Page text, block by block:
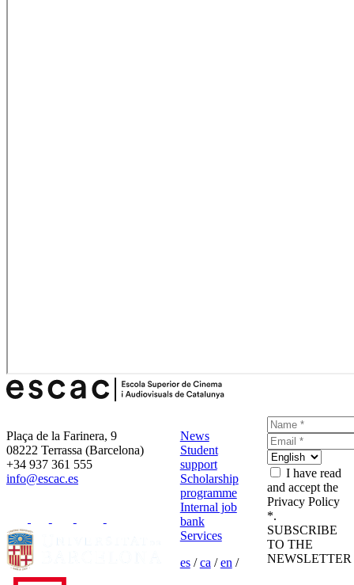
Plaça de la Farinera, 9
08222 Terrassa (Barcelona)
+34 937 361 555
info@escac.es
News
Student
support
Scholarship
programme
Internal job
bank
Services
es/ca /en /
I have read
and accept the
Privacy Policy
*.
SUBSCRIBE
TO THE
NEWSLETTER